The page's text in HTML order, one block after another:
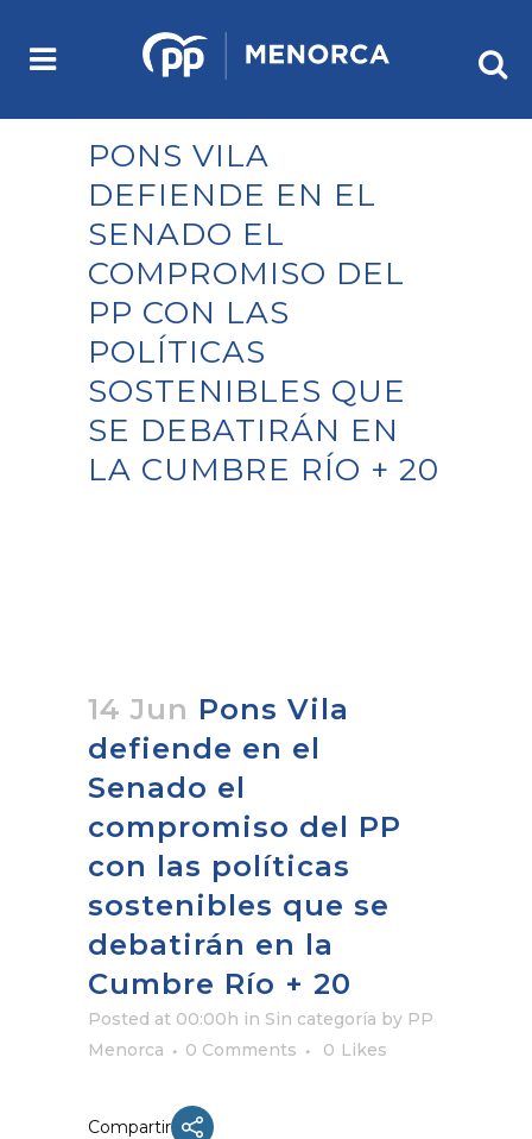
PONS VILA
DEFIENDE EN EL
SENADO EL
COMPROMISO DEL
PP CON LAS
POLÍTICAS
SOSTENIBLES QUE
SE DEBATIRÁN EN
LA CUMBRE RÍO + 20
14 Jun Pons Vila
defiende en el
Senado el
compromiso del PP
con las políticas
sostenibles que se
debatirán en la
Cumbre Río + 20
Posted at 00:00h in Sin categoría by PP
Menorca
0 Comments 0 Likes
Compartir